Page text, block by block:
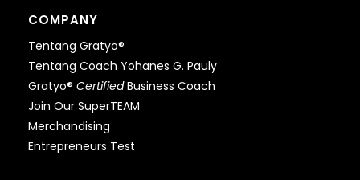
COMPANY
Tentang Gratyo®
Tentang Coach Yohanes G. Pauly
Gratyo® CertifiedBusiness Coach
Join Our SuperTEAM
Merchandising
Entrepreneurs Test